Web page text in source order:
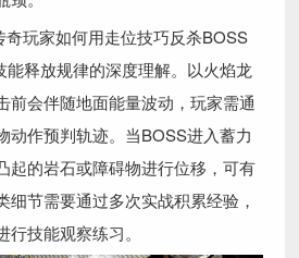
奇玩家如何用走位技巧反杀BOSS
能释放规律的深度理解。以火焰龙
前会伴随地面能量波动，玩家需通
动作预判轨迹。当BOSS进入蓄力
起的岩石或障碍物进行位移，可有
细节需要通过多次实战积累经验，
技能观察练习。